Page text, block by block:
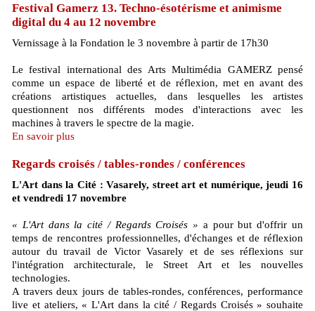
Festival Gamerz 13. Techno-ésotérisme et animisme
digital du 4 au 12 novembre
Vernissage à la Fondation le 3 novembre à partir de 17h30
Le festival international des Arts Multimédia GAMERZ pensé
comme un espace de liberté et de réflexion, met en avant des
créations artistiques actuelles, dans lesquelles les artistes
questionnent nos différents modes d'interactions avec les
machines à travers le spectre de la magie.
En savoir plus
Regards croisés / tables-rondes / conférences
L'Art dans la Cité : Vasarely, street art et numérique, jeudi 16
et vendredi 17 novembre
« L'Art dans la cité / Regards Croisés » a pour but d'offrir un
temps de rencontres professionnelles, d'échanges et de réflexion
autour du travail de Victor Vasarely et de ses réflexions sur
l'intégration architecturale, le Street Art et les nouvelles
technologies.
A travers deux jours de tables-rondes, conférences, performance
live et ateliers, « L'Art dans la cité / Regards Croisés » souhaite